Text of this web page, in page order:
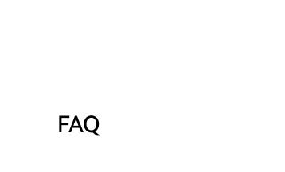
FAQ